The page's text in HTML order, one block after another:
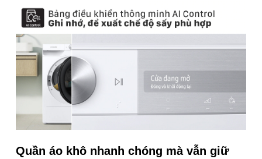
Quần áo khô nhanh chóng mà vẫn giữ